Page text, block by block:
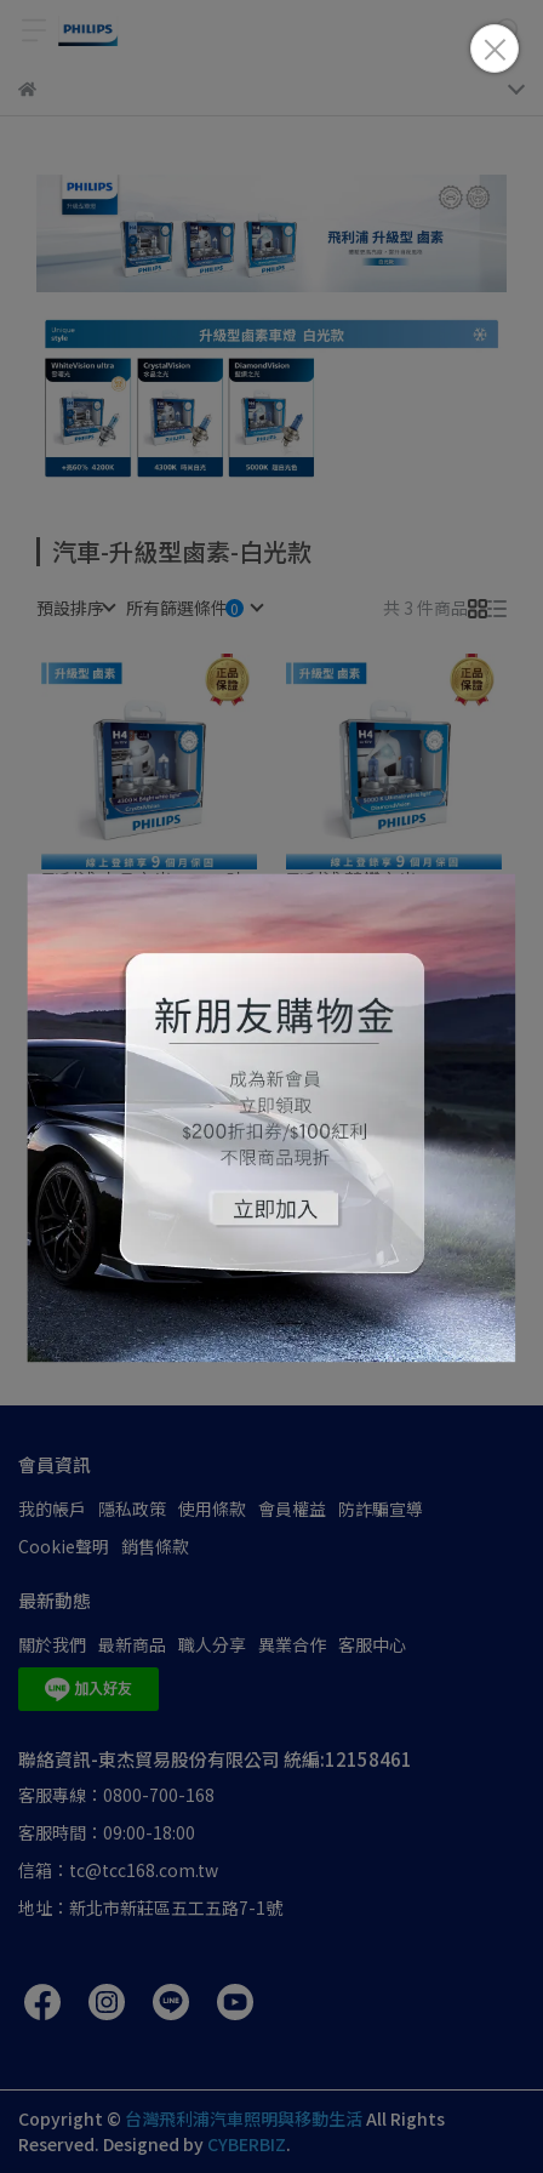
汽車-升級型鹵素-白光款
預設排序 所有篩選條件 共 3 件商品
飛利浦 水晶之光 4300K時
尚白光 Crystal Vision
NT$1,899
加入購物車
飛利浦 藍鑽之光 5000K
Diamond Vision
NT$2,299 NT$2,599
加入購物車
飛利浦 雪曜光 4200K+亮
60% WhiteVision ultra
NT$1,799
NT$1,999
加入購物車
會員資訊
我的帳戶 隱私政策 使用條款 會員權益 防詐騙宣導
Cookie聲明 銷售條款
最新動態
關於我們 最新商品 職人分享 異業合作 客服中心
聯絡資訊-東杰貿易股份有限公司 統編:12158461
客服專線：0800-700-168
客服時間：09:00-18:00
信箱：tc@tcc168.com.tw
地址：新北市新莊區五工五路7-1號
Copyright © 台灣飛利浦汽車照明與移動生活All Rights
Reserved. Designed by CYBERBIZ.